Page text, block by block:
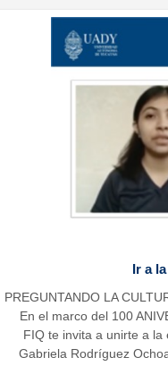
Ir a
PREGUNTANDO LA
En el marco del 100
FIQ te invita a unirte a la
Gabriela Rodríguez